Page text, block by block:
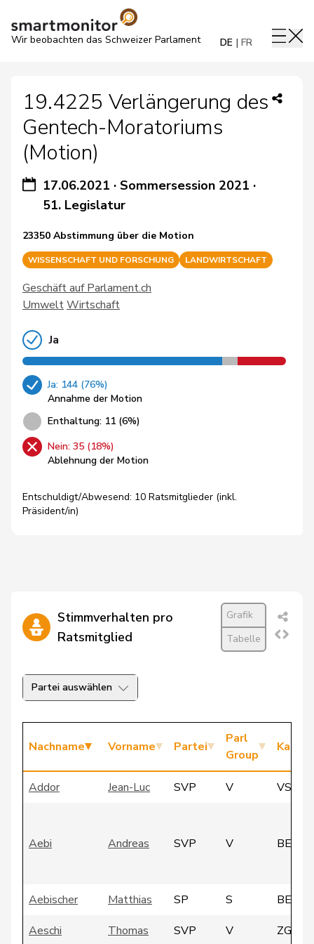
Wir beobachten das Schweizer Parlament DE FR
19.4225 Verlängerung des
Gentech-Moratoriums
(Motion)
17.06.2021 ·Sommersession 2021 ·
51. Legislatur
23350 Abstimmung über die Motion
WISSENSCHAFT UND FORSCHUNG LANDWIRTSCHAFT
Geschäft auf Parlament.ch
UmweltWirtschaft
Ja
Ja: 144 (76%)
Annahme der Motion
Enthaltung: 11 (6%)
Nein: 35 (18%)
Ablehnung der Motion
Entschuldigt/Abwesend: 10 Ratsmitglieder (inkl.
Präsident/in)
Stimmverhalten pro
Ratsmitglied
Grafik
Tabelle
Partei auswählen
Nachname Vorname Partei
Parl
Group
Addor Jean-Luc SVP V VS
Aebi Andreas SVP V BE
Aebischer Matthias SP S
BE
Aeschi
Thomas SVP V
ZG